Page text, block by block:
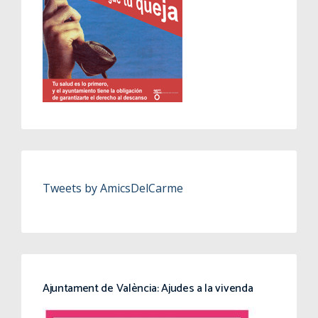
Tweets by AmicsDelCarme
Ajuntament de València: Ajudes a la vivenda